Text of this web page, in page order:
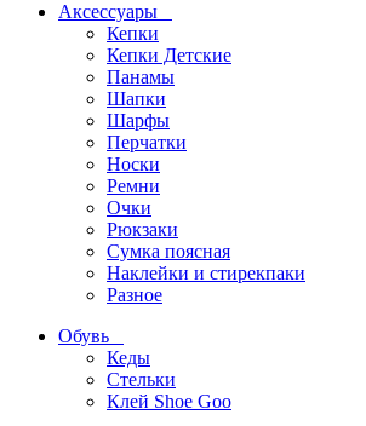
Аксессуары
Кепки
Кепки Детские
Панамы
Шапки
Шарфы
Перчатки
Носки
Ремни
Очки
Рюкзаки
Сумка поясная
Наклейки и стирекпаки
Разное
Обувь
Кеды
Стельки
Клей Shoe Goo